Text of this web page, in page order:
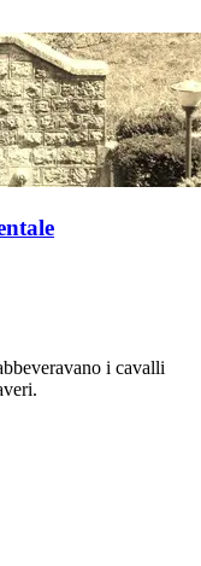
i cavalli